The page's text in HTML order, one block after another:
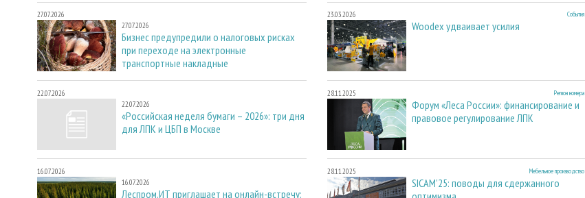
27.07.2026
27.07.2026
Бизнес предупредили о налоговых рисках
при переходе на электронные
транспортные накладные
22.07.2026
22.07.2026
«Российская неделя бумаги – 2026»: три дня
для ЛПК и ЦБП в Москве
16.07.2026
16.07.2026
Леспром.ИТ приглашает на онлайн-встречу:
23.03.2026 События
Woodex удваивает усилия
28.11.2025 Регион номера
Форум «Леса России»: финансирование и
правовое регулирование ЛПК
28.11.2025 Мебельное производство
SICAM'25: поводы для сдержанного